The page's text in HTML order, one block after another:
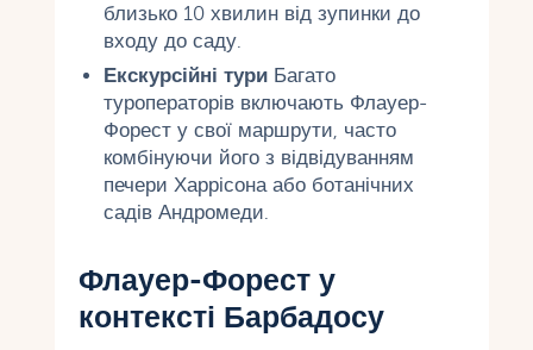
близько 10 хвилин від зупинки до
входу до саду.
Екскурсійні туриБагато
туроператорів включають Флауер-
Форест у свої маршрути, часто
комбінуючи його з відвідуванням
печери Харрісона або ботанічних
садів Андромеди.
Флауер-Форест у
контексті Барбадосу